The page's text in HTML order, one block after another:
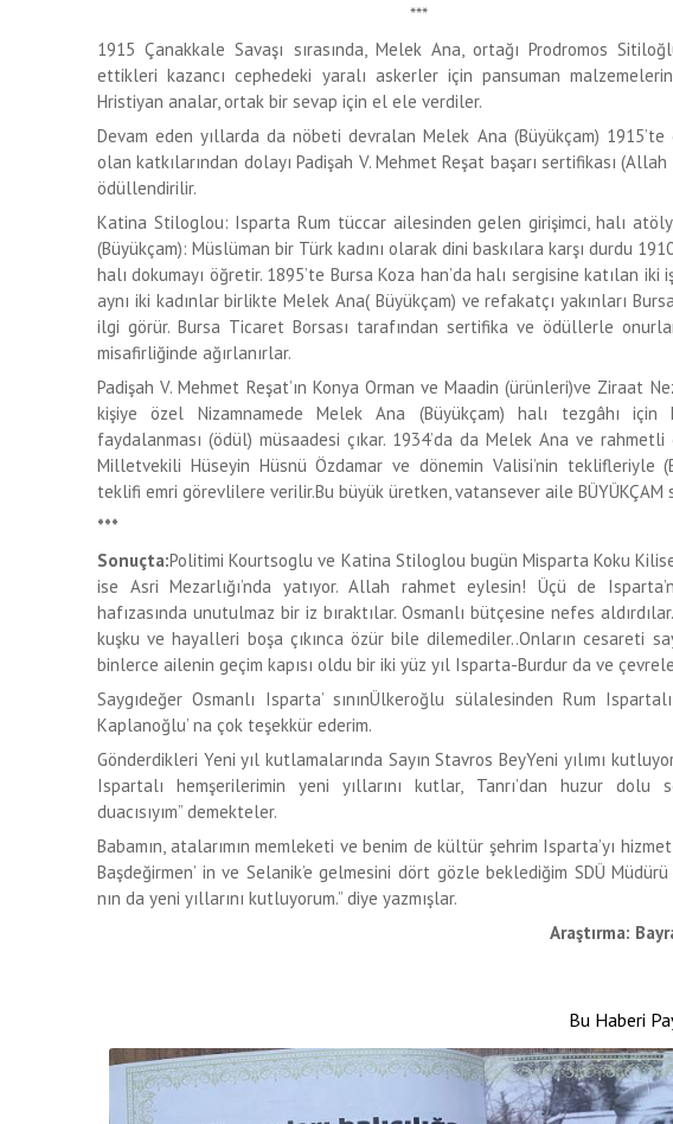
***
1915 Çanakkale Savaşı sırasında, Melek Ana, ortağı Prodromos
ettikleri kazancı cephedeki yaralı askerler için pansuman
Hristiyan analar, ortak bir sevap için el ele verdiler.
Devam eden yıllarda da nöbeti devralan Melek Ana (Büyükçam) 1915’te
olan katkılarından dolayı Padişah V. Mehmet Reşat başarı sertifikası
ödüllendirilir.
Katina Stiloglou: Isparta Rum tüccar ailesinden gelen girişimci, halı
(Büyükçam): Müslüman bir Türk kadını olarak dini baskılara karşı durdu
halı dokumayı öğretir. 1895’te Bursa Koza han’da halı sergisine katılan iki
aynı iki kadınlar birlikte Melek Ana( Büyükçam) ve refakatçı yakınları
ilgi görür. Bursa Ticaret Borsası tarafından sertifika ve ödüllerle
misafirliğinde ağırlanırlar.
Padişah V. Mehmet Reşat’ın Konya Orman ve Maadin (ürünleri)ve Ziraat
kişiye özel Nizamnamede Melek Ana (Büyükçam) halı tezgâhı için
faydalanması (ödül) müsaadesi çıkar. 1934’da da Melek Ana ve rahmetli
Milletvekili Hüseyin Hüsnü Özdamar ve dönemin Valisi’nin teklifleriyle
teklifi emri görevlilere verilir.Bu büyük üretken, vatansever aile BÜYÜKÇAM
***
Sonuçta:Politimi Kourtsoglu ve Katina Stiloglou bugün Misparta Koku
ise Asri Mezarlığı’nda yatıyor. Allah rahmet eylesin! Üçü de
hafızasında unutulmaz bir iz bıraktılar. Osmanlı bütçesine nefes
kuşku ve hayalleri boşa çıkınca özür bile dilemediler..Onların cesareti
binlerce ailenin geçim kapısı oldu bir iki yüz yıl Isparta-Burdur da ve
Saygıdeğer Osmanlı Isparta’ sınınÜlkeroğlu sülalesinden Rum
Kaplanoğlu’ na çok teşekkür ederim.
Gönderdikleri Yeni yıl kutlamalarında Sayın Stavros BeyYeni yılımı
Ispartalı hemşerilerimin yeni yıllarını kutlar, Tanrı’dan huzur dolu
duacısıyım” demekteler.
Babamın, atalarımın memleketi ve benim de kültür şehrim Isparta’yı
Başdeğirmen’ in ve Selanik’e gelmesini dört gözle beklediğim SDÜ
nın da yeni yıllarını kutluyorum.” diye yazmışlar.
Araştırma:
Bu Haberi